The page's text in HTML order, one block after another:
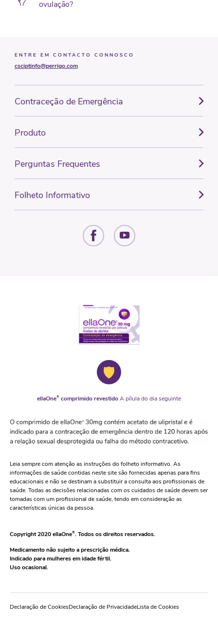
ovulação?
ENTRE EM CONTACTO CONNOSCO
csciptinfo@perrigo.com
Contraceção de Emergência
Produto
Perguntas Frequentes
Folheto Informativo
ellaOne® comprimido revestidoA pílula do dia seguinte
Leia sempre com atenção as instruções do folheto informativo. As
informações de saúde contidas neste site são fornecidas apenas para fins
educacionais e não se destinam a substituir a consulta aos profissionais de
saúde. Todas as decisões relacionadas com os cuidados de saúde devem ser
tomadas com um profissional de saúde, tendo em consideração as
características únicas da pessoa.
Copyright 2020 ellaOne®. Todos os direitos reservados.
Medicamento não sujeito a prescrição médica.
Indicado para mulheres em idade fértil.
Uso ocasional.
Declaração de CookiesDeclaração de PrivacidadeLista de Cookies